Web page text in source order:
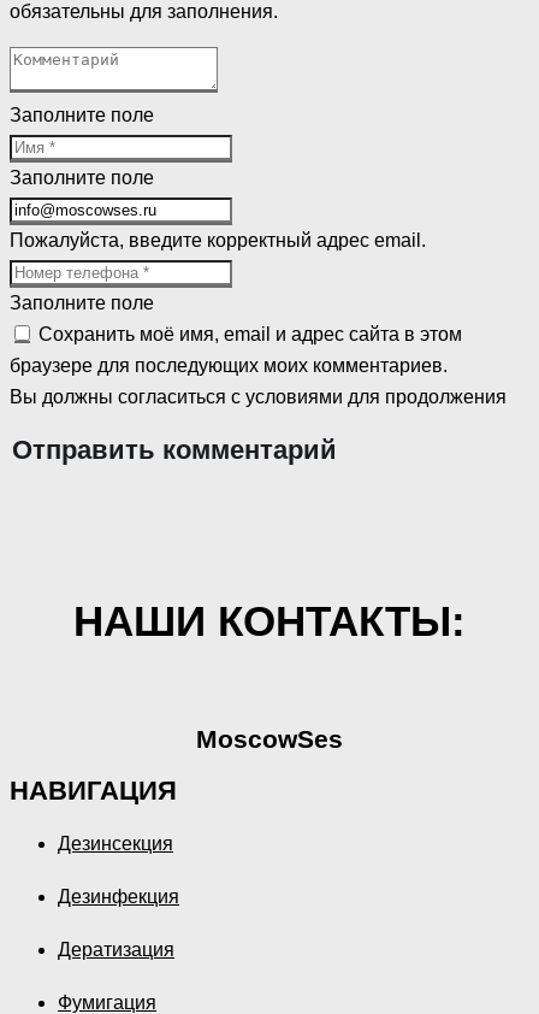
обязательны для заполнения.
Заполните поле
Заполните поле
Пожалуйста, введите корректный адрес email.
Заполните поле
Сохранить моё имя, email и адрес сайта в этом
браузере для последующих моих комментариев.
Вы должны согласиться с условиями для продолжения
Отправить комментарий
НАШИ КОНТАКТЫ:
MoscowSes
НАВИГАЦИЯ
Дезинсекция
Дезинфекция
Дератизация
Фумигация